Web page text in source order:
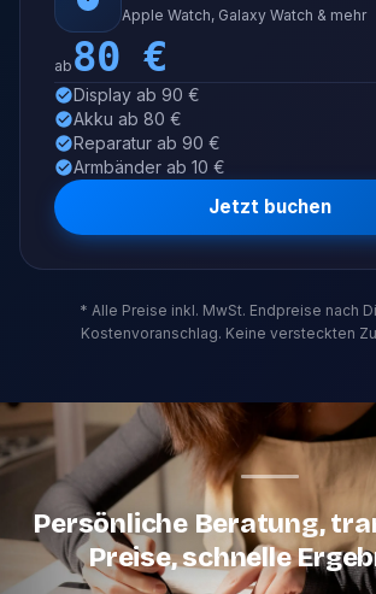
Apple Watch, Galaxy Watch & mehr
ab 80 €
Display ab 90 €
Akku ab 80 €
Reparatur ab 90 €
Armbänder ab 10 €
Jetzt buchen
* Alle Preise inkl. MwSt. Endpreise nach
Kostenvoranschlag. Keine versteckten
Persönliche Beratung,
Preise, schnelle